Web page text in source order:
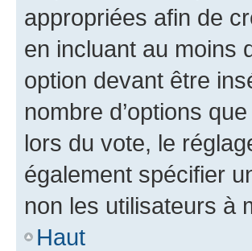
appropriées afin de
en incluant au moins
option devant être
nombre d’options
lors du vote, le
également spécifier
non les utilisateurs à
Haut